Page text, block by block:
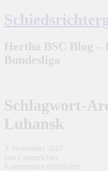
Hertha BSC Blog –
Bundesliga
Schlagwort-
Luhansk
3. November 2017
von Linienrichter
Kommentare deaktiviert